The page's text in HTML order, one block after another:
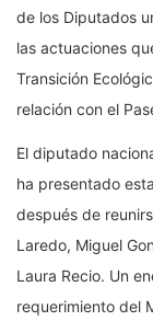
de los Diputados
las actuaciones
Transición
relación con el
El diputado
ha presentado
después de
Laredo, Miguel
Laura Recio. Un
requerimiento del